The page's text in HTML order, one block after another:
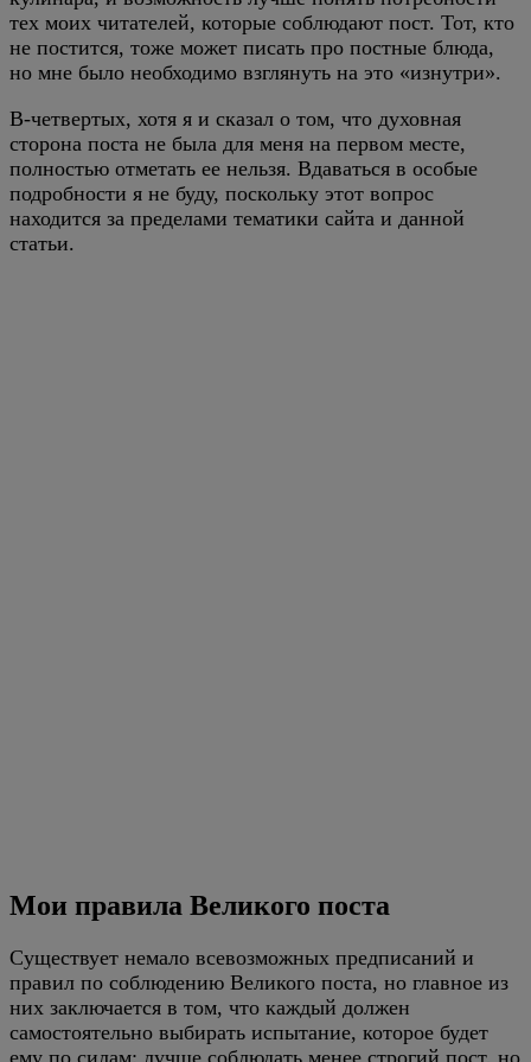
тех моих читателей, которые соблюдают пост. Тот, кто
не постится, тоже может писать про постные блюда,
но мне было необходимо взглянуть на это «изнутри».
В-четвертых, хотя я и сказал о том, что духовная
сторона поста не была для меня на первом месте,
полностью отметать ее нельзя. Вдаваться в особые
подробности я не буду, поскольку этот вопрос
находится за пределами тематики сайта и данной
статьи.
Мои правила Великого поста
Существует немало всевозможных предписаний и
правил по соблюдению Великого поста, но главное из
них заключается в том, что каждый должен
самостоятельно выбирать испытание, которое будет
ему по силам: лучше соблюдать менее строгий пост, но